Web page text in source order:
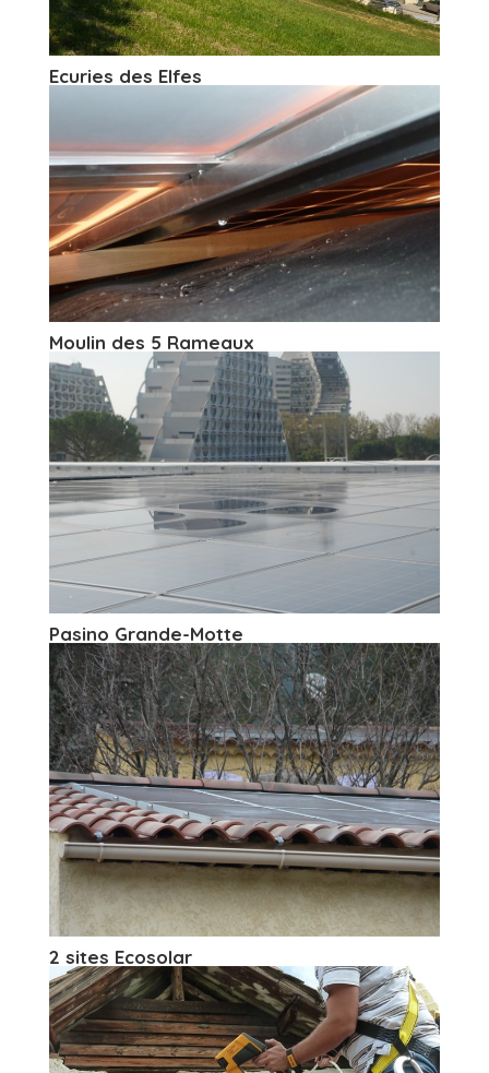
Ecuries des Elfes
Moulin des 5 Rameaux
Pasino Grande-Motte
2 sites Ecosolar